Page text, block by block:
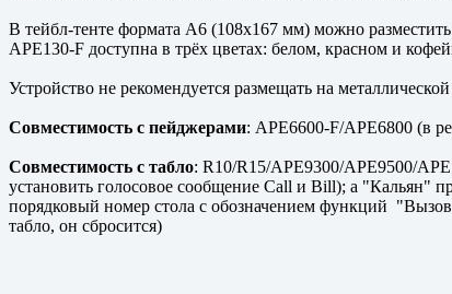
В тейбл-тенте формата А6 (108х167 мм) можно
APE130-F доступна в трёх цветах: белом, красном и
Устройство не рекомендуется размещать на
Совместимость с пейджерами: APE6600-F/APE6800 (в
Совместимость с табло: R10/R15/APE9300/APE9500/
установить голосовое сообщение Call и Bill); а "Кальян"
порядковый номер стола с обозначением функций
табло, он сбросится)